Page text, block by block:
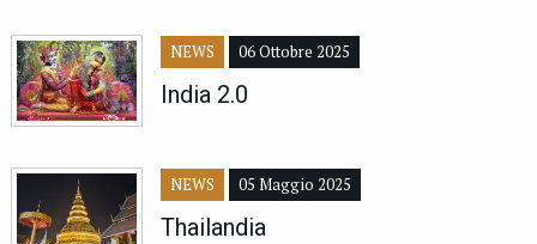
NEWS 06 Ottobre 2025
India 2.0
NEWS 05 Maggio 2025
Thailandia